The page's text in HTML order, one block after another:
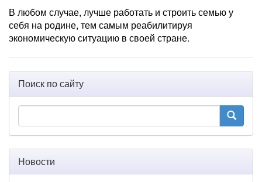
В любом случае, лучше работать и строить семью у
себя на родине, тем самым реабилитируя
экономическую ситуацию в своей стране.
Поиск по сайту
Новости